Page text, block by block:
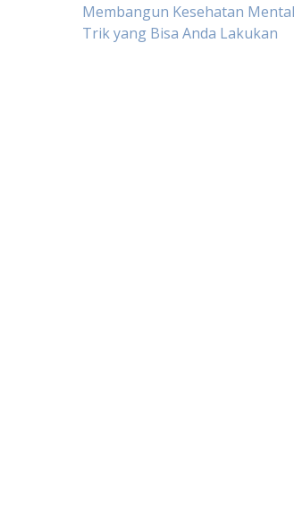
Post
Membangun Kesehatan
Trik yang Bisa Anda Lakukan